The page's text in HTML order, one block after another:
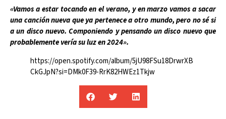
«Vamos a estar tocando en el verano, y en marzo vamos a sacar
una canción nueva que ya pertenece a otro mundo, pero no sé si
a un disco nuevo. Componiendo y pensando un disco nuevo que
probablemente vería su luz en 2024».
https://open.spotify.com/album/5jU98FSu18DrwrXB
CkGJpN?si=DMk0F39-RrK82HWEz1Tkjw